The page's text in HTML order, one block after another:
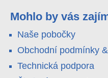
váš telefon. Podívejte se na
Mohlo by vás
Naše pobočky
Obchodní podmínky
Technická podpora